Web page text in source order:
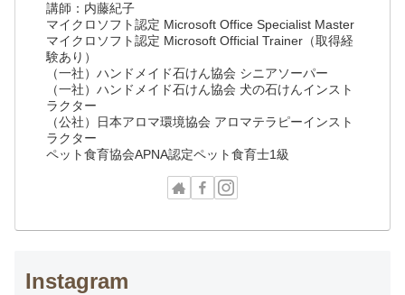
講師：内藤紀子
マイクロソフト認定 Microsoft Office Specialist Master
マイクロソフト認定 Microsoft Official Trainer（取得経
験あり）
（一社）ハンドメイド石けん協会 シニアソーパー
（一社）ハンドメイド石けん協会 犬の石けんインスト
ラクター
（公社）日本アロマ環境協会 アロマテラピーインスト
ラクター
ペット食育協会APNA認定ペット食育士1級
Instagram